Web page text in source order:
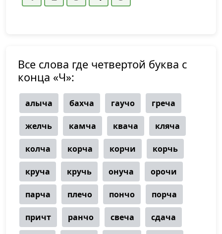
Все слова где четвертой буква с
конца «Ч»:
алыча бахча гаучо греча
желчь камча квача кляча
колча корча корчи корчь
круча кручь онуча орочи
парча плечо пончо порча
причт ранчо свеча сдача